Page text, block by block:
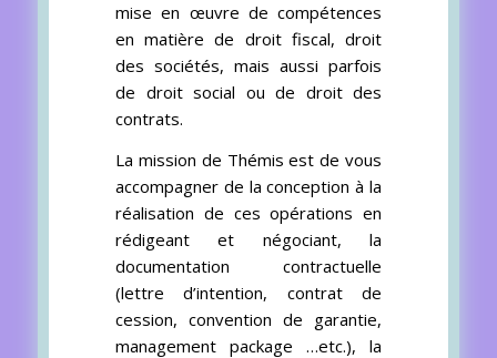
mise en œuvre de compétences
en matière de droit fiscal, droit
des sociétés, mais aussi parfois
de droit social ou de droit des
contrats.
La mission de Thémis est de vous
accompagner de la conception à la
réalisation de ces opérations en
rédigeant et négociant, la
documentation contractuelle
(lettre d’intention, contrat de
cession, convention de garantie,
management package …etc.), la